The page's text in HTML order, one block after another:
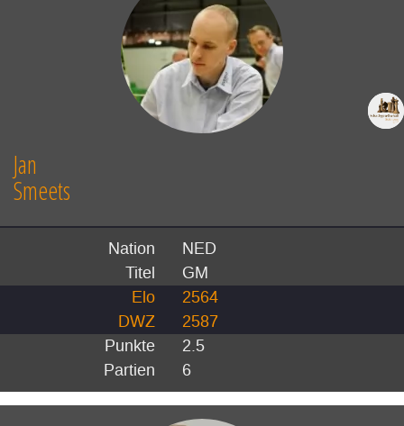
Jan
Smeets
Nation
NED
Titel
GM
Elo
2564
DWZ
2587
Punkte
2.5
Partien
6